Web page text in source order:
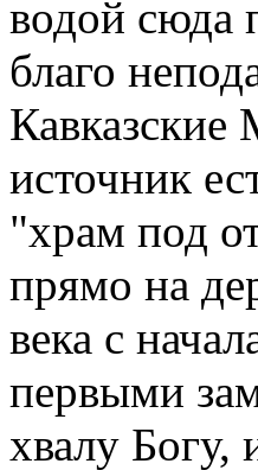
водой сюда
благо
источник
"храм под
прямо на
века с
первыми
хвалу Богу,